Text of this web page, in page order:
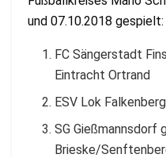
und 07.10.2018 gespielt:
FC Sängerstadt
Eintracht Ortrand
ESV Lok
SG Gießmannsdorf
Brieske/